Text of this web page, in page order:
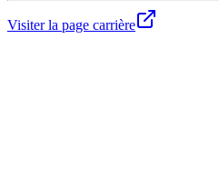
Visiter la page carrière